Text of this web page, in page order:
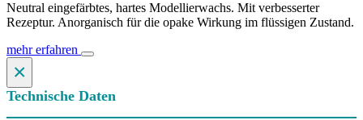
Neutral eingefärbtes, hartes Modellierwachs. Mit verbesserter
Rezeptur. Anorganisch für die opake Wirkung im flüssigen Zustand.
mehr erfahren
×
Technische Daten